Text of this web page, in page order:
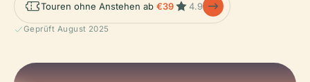
Touren ohne Anstehen ab €39 4.9
Geprüft August 2025